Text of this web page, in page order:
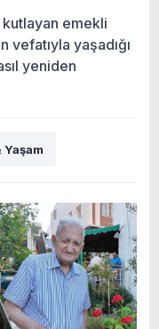
kutlayan emekli
yaşadığı
yeniden
Yaşam